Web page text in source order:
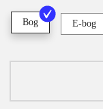
Bog E-bog